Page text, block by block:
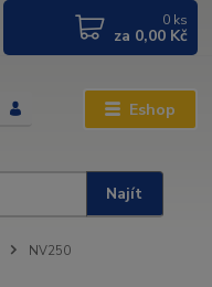
Eshop
Najít
0 ks
za 0,00 Kč
NV250